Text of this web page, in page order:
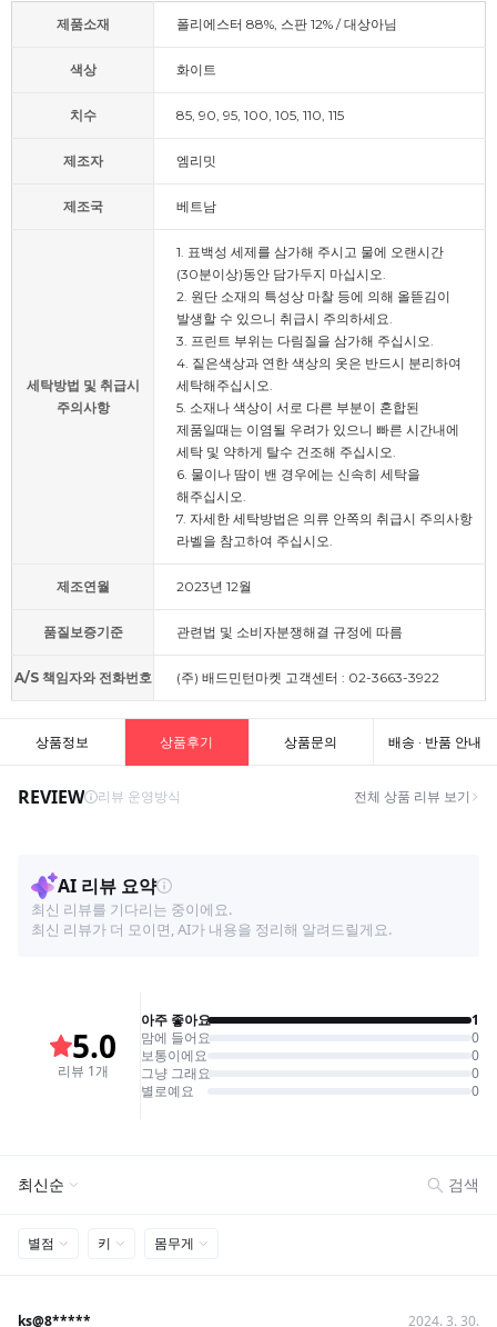
제품소재 폴리에스터 88%, 스판 12% / 대상아님
색상 화이트
치수 85, 90, 95, 100, 105, 110, 115
제조자 엠리밋
제조국 베트남
세탁방법 및 취급시
주의사항
1. 표백성 세제를 삼가해 주시고 물에 오랜시간
(30분이상)동안 담가두지 마십시오.
2. 원단 소재의 특성상 마찰 등에 의해 올뜯김이
발생할 수 있으니 취급시 주의하세요.
3. 프린트 부위는 다림질을 삼가해 주십시오.
4. 짙은색상과 연한 색상의 옷은 반드시 분리하여
세탁해주십시오.
5. 소재나 색상이 서로 다른 부분이 혼합된
제품일때는 이염될 우려가 있으니 빠른 시간내에
세탁 및 약하게 탈수 건조해 주십시오.
6. 물이나 땀이 밴 경우에는 신속히 세탁을
해주십시오.
7. 자세한 세탁방법은 의류 안쪽의 취급시 주의사항
라벨을 참고하여 주십시오.
제조연월 2023년 12월
품질보증기준 관련법 및 소비자분쟁해결 규정에 따름
A/S 책임자와 전화번호 (주) 배드민턴마켓 고객센터 : 02-3663-3922
상품정보 상품후기 상품문의 배송 · 반품 안내